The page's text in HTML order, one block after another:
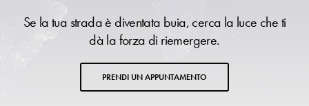
Se la tua strada è diventata buia, cerca la luce che ti
dà la forza di riemergere.
PRENDI UN APPUNTAMENTO